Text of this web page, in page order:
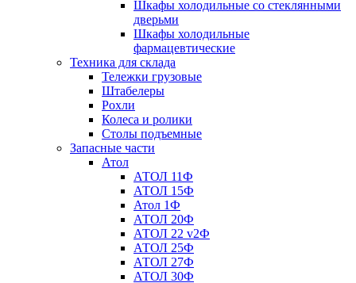
Шкафы холодильные со стеклянными
дверьми
Шкафы холодильные
фармацевтические
Техника для склада
Тележки грузовые
Штабелеры
Рохли
Колеса и ролики
Столы подъемные
Запасные части
Атол
АТОЛ 11Ф
АТОЛ 15Ф
Атол 1Ф
АТОЛ 20Ф
АТОЛ 22 v2Ф
АТОЛ 25Ф
АТОЛ 27Ф
АТОЛ 30Ф